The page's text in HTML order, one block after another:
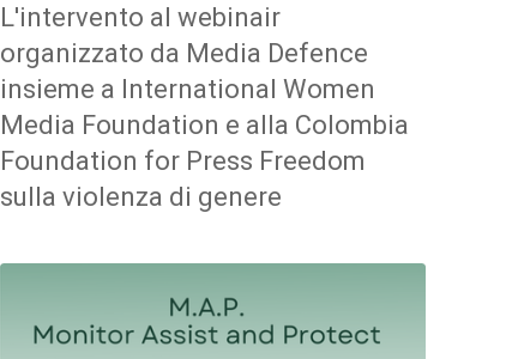
L'intervento al webinair
organizzato da Media Defence
insieme a International Women
Media Foundation e alla Colombia
Foundation for Press Freedom
sulla violenza di genere